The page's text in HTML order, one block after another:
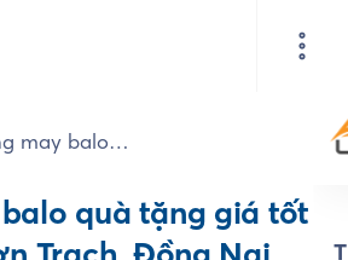
may balo
Nhơn
Đồng Nai
quà tặng giá tốt